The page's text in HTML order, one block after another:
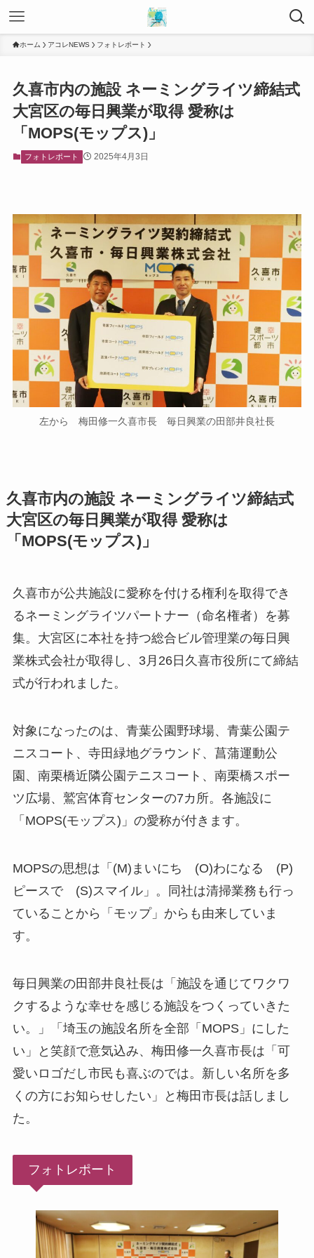
ホーム アコレNEWS フォトレポート
久喜市内の施設 ネーミングライツ締結式
大宮区の毎日興業が取得 愛称は
「MOPS(モップス)」
フォトレポート 2025年4月3日
左から 梅田修一久喜市長 毎日興業の田部井良社長
久喜市内の施設 ネーミングライツ締結式
大宮区の毎日興業が取得 愛称は
「MOPS(モップス)」
久喜市が公共施設に愛称を付ける権利を取得でき
るネーミングライツパートナー（命名権者）を募
集。大宮区に本社を持つ総合ビル管理業の毎日興
業株式会社が取得し、3月26日久喜市役所にて締結
式が行われました。
対象になったのは、青葉公園野球場、青葉公園テ
ニスコート、寺田緑地グラウンド、菖蒲運動公
園、南栗橋近隣公園テニスコート、南栗橋スポー
ツ広場、鷲宮体育センターの7カ所。各施設に
「MOPS(モップス)」の愛称が付きます。
MOPSの思想は「(M)まいにち (O)わになる (P)
ピースで (S)スマイル」。同社は清掃業務も行っ
ていることから「モップ」からも由来していま
す。
毎日興業の田部井良社長は「施設を通じてワクワ
クするような幸せを感じる施設をつくっていきた
い。」「埼玉の施設名所を全部「MOPS」にした
い」と笑顔で意気込み、梅田修一久喜市長は「可
愛いロゴだし市民も喜ぶのでは。新しい名所を多
くの方にお知らせしたい」と梅田市長は話しまし
た。
フォトレポート